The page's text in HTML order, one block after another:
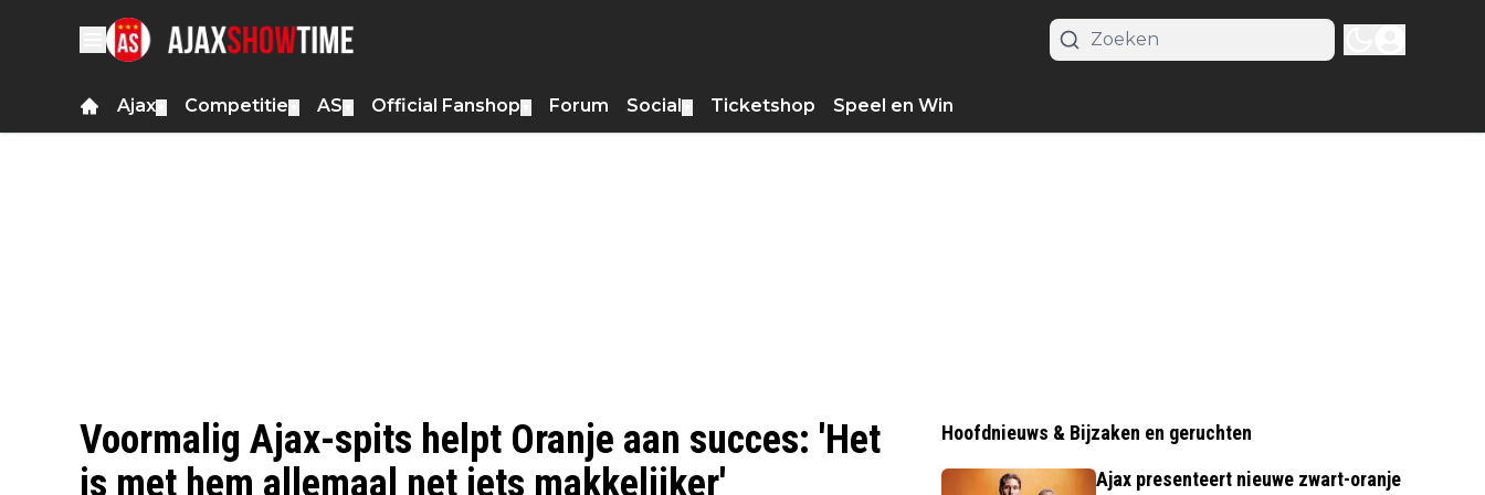
Ajax Competitie AS Official Fanshop Forum Social Ticketshop Speel en Win
Voormalig Ajax-spits helpt Oranje aan succes: 'Het
is met hem allemaal net iets makkelijker'
Hoofdnieuws & Bijzaken en geruchten
Ajax presenteert nieuwe zwart-oranje